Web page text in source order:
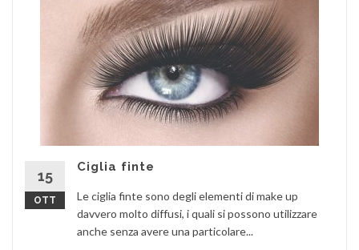
15
OTT
Ciglia finte
Le ciglia finte sono degli elementi di make up
davvero molto diffusi, i quali si possono utilizzare
anche senza avere una particolare...